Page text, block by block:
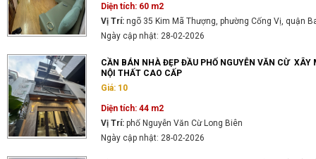
Diện tích: 60 m2
Vị Trí: ngõ 35 Kim Mã Thượng, phường Cống Vị, quận
Ngày cập nhật: 28-02-2026
CẦN BÁN NHÀ ĐẸP ĐẦU PHỐ NGUYỄN VĂN CỪ XÂY
NỘI THẤT CAO CẤP
Giá: 10
Diện tích: 44 m2
Vị Trí: phố Nguyễn Văn Cừ Long Biên
Ngày cập nhật: 28-02-2026